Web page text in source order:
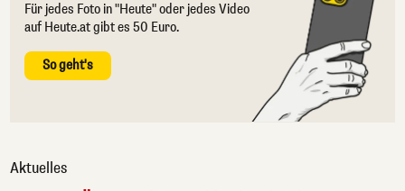
Für jedes Foto in "Heute" oder jedes Video
auf Heute.at gibt es 50 Euro.
So geht's
Aktuelles